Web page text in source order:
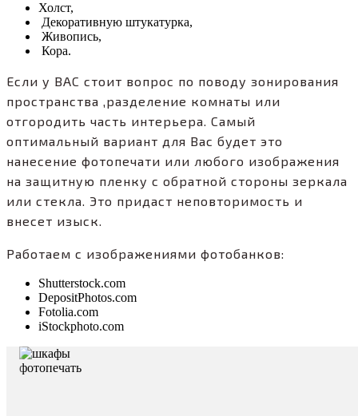
Холст,
Декоративную штукатурка,
Живопись,
Кора.
Если у ВАС стоит вопрос по поводу зонирования
пространства ,разделение комнаты или
отгородить часть интерьера. Самый
оптимальный вариант для Вас будет это
нанесение фотопечати или любого изображения
на защитную пленку с обратной стороны зеркала
или стекла. Это придаст неповторимость и
внесет изыск.
Работаем с изображениями фотобанков:
Shutterstock.com
DepositPhotos.com
Fotolia.com
iStockphoto.com